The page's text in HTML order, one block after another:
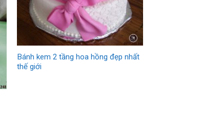
Bánh kem 2 tầng hoa hồng đẹp nhất
thế giới